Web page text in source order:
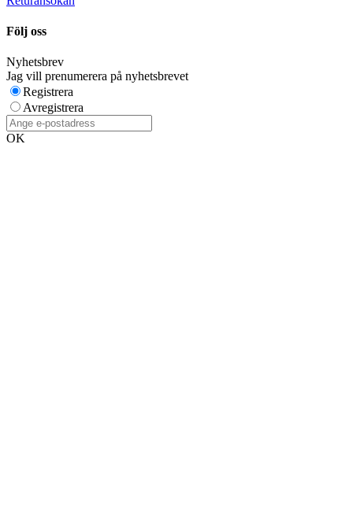
Följ oss
Nyhetsbrev
Jag vill prenumerera på nyhetsbrevet
Registrera
Avregistrera
OK